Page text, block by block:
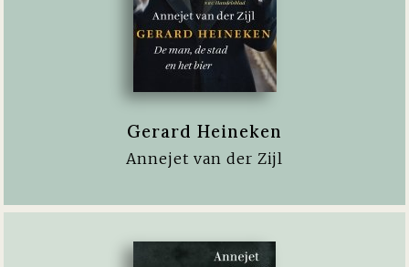
Gerard Heineken
Annejet van der Zijl